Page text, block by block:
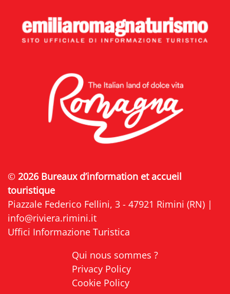
© 2026 Bureaux d’information et accueil
touristique
Piazzale Federico Fellini, 3 - 47921 Rimini (RN) |
info@riviera.rimini.it
Uffici Informazione Turistica
Qui nous sommes ?
Privacy Policy
Cookie Policy